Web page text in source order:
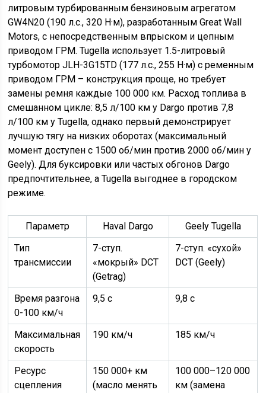
литровым турбированным бензиновым агрегатом
GW4N20 (190 л.с., 320 Н·м), разработанным Great Wall
Motors, с непосредственным впрыском и цепным
приводом ГРМ. Tugella использует 1.5-литровый
турбомотор JLH-3G15TD (177 л.с., 255 Н·м) с ременным
приводом ГРМ – конструкция проще, но требует
замены ремня каждые 100 000 км. Расход топлива в
смешанном цикле: 8,5 л/100 км у Dargo против 7,8
л/100 км у Tugella, однако первый демонстрирует
лучшую тягу на низких оборотах (максимальный
момент доступен с 1500 об/мин против 2000 об/мин у
Geely). Для буксировки или частых обгонов Dargo
предпочтительнее, а Tugella выгоднее в городском
режиме.
Параметр Haval Dargo
Geely Tugella
Тип
трансмиссии
7-ступ.
«мокрый» DCT
(Getrag)
7-ступ. «сухой»
DCT (Geely)
Время разгона
0-100 км/ч
9,5 с 9,8 с
Максимальная
скорость
190 км/ч 185 км/ч
Ресурс
сцепления
150 000+ км
(масло менять
100 000–120 000
км (замена